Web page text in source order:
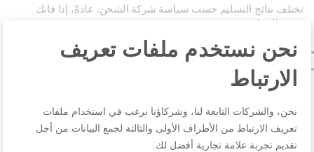
تختلف نتائج التسليم حسب سياسة شركة الشحن. عادةً، إذا فاتك
موعد التسليم:
سيتم إعادة جدولة التوصيل ليوم العمل التالي.
قد يتم تسليم طلبك إلى
تفاصيل التوصيل والخطوات التالية.
ما هي خيارات التوصيل المتاحة؟
نحن نستخدم ملفات تعريف
الارتباط
نحن، والشركات التابعة لنا، وشركاؤنا نرغب في استخدام ملفات
تعريف الارتباط من الأطراف الأولى والثالثة لجمع البيانات من أجل
تقديم تجربة علامة تجارية أفضل لك.